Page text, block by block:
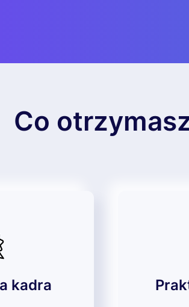
Co
kadra